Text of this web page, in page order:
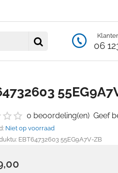
06
Niet op voorraad
EBT64732603 55EG9A7V-ZB
0 beoordeling(en) Geef